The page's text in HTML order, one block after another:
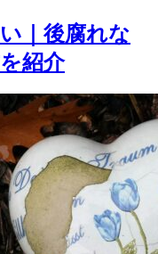
｜後腐れな
紹介